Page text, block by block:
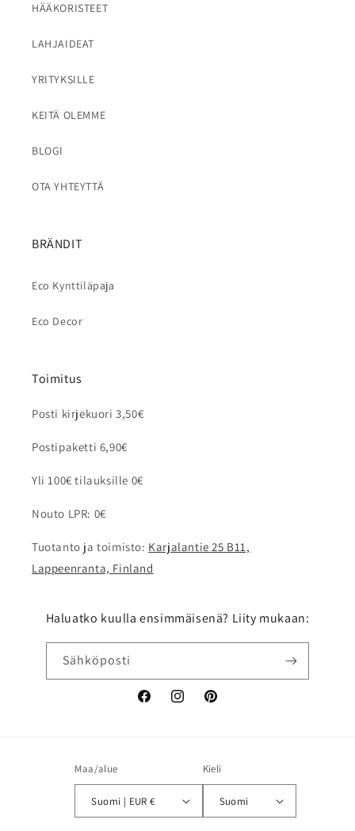
HÄÄKORISTEET
LAHJAIDEAT
YRITYKSILLE
KEITÄ OLEMME
BLOGI
OTA YHTEYTTÄ
BRÄNDIT
Eco Kynttiläpaja
Eco Decor
Toimitus
Posti kirjekuori 3,50€
Postipaketti 6,90€
Yli 100€ tilauksille 0€
Nouto LPR: 0€
Tuotanto ja toimisto: Karjalantie 25 B11,
Lappeenranta, Finland
Haluatko kuulla ensimmäisenä? Liity mukaan:
Sähköposti
FacebookInstagramPinterest
Maa/alue
Suomi | EUR €
Kieli
Suomi